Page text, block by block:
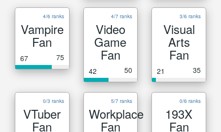
4/6 ranks
Vampire
Fan
67 75
4/7 ranks
Video
Game
Fan
42 50
3/6 ranks
Visual
Arts
Fan
21 35
0/3 ranks
VTuber
Fan
5/7 ranks
Workplace
Fan
0/6 ranks
193X
Fan